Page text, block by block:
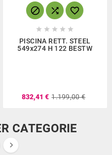
  
    
PISCINA RETT. STEEL
549x274 H 122 BESTW
832,41 € 1.199,00 €
CATEGORIE
